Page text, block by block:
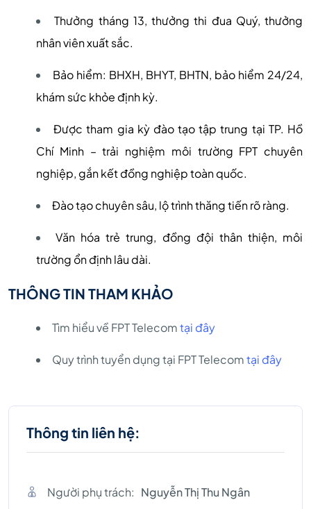
Thưởng tháng 13, thưởng thi đua Quý, thưởng
nhân viên xuất sắc.
Bảo hiểm: BHXH, BHYT, BHTN, bảo hiểm 24/24,
khám sức khỏe định kỳ.
Được tham gia kỳ đào tạo tập trung tại TP. Hồ
Chí Minh – trải nghiệm môi trường FPT chuyên
nghiệp, gắn kết đồng nghiệp toàn quốc.
Đào tạo chuyên sâu, lộ trình thăng tiến rõ ràng.
Văn hóa trẻ trung, đồng đội thân thiện, môi
trường ổn định lâu dài.
THÔNG TIN THAM KHẢO
Tìm hiểu về FPT Telecomtại đây
Quy trình tuyển dụng tại FPT Telecomtại đây
Thông tin liên hệ:
Người phụ trách: Nguyễn Thị Thu Ngân